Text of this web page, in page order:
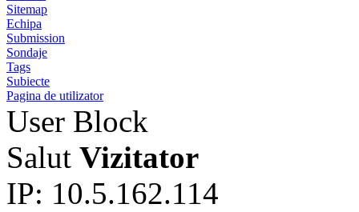
Sitemap
Echipa
Submission
Sondaje
Tags
Subiecte
Pagina de utilizator
User Block
Salut Vizitator
IP: 10.5.162.114